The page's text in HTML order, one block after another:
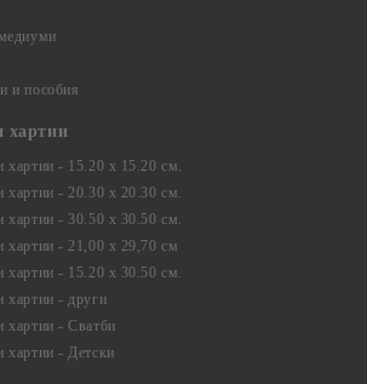
и пособия
хартии
хартии - 15.20 х 15.20 см.
хартии - 20.30 х 20.30 см.
хартии - 30.50 х 30.50 см.
хартии - 21,00 х 29,70 см
хартии - 15.20 x 30.50 см.
хартии - други
хартии - Сватби
хартии - Детски